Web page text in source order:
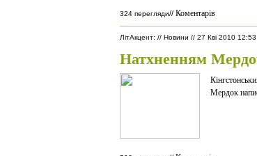
324 перегляди// Коментарів
ЛітАкцент: // Новини // 27 Кві 2010 12:53
Натхненням
Мердок